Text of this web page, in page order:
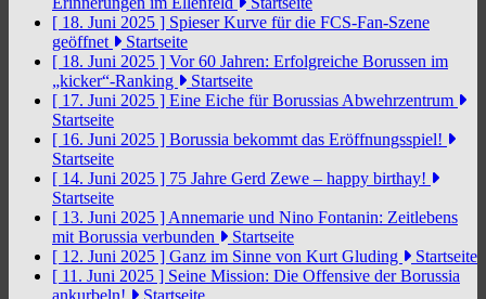
[ 18. Juni 2025 ] Spieser Kurve für die FCS-Fan-Szene
geöffnet
Startseite
[ 18. Juni 2025 ] Vor 60 Jahren: Erfolgreiche Borussen im
„kicker“-Ranking
Startseite
[ 17. Juni 2025 ] Eine Eiche für Borussias Abwehrzentrum
Startseite
[ 16. Juni 2025 ] Borussia bekommt das Eröffnungsspiel!
Startseite
[ 14. Juni 2025 ] 75 Jahre Gerd Zewe – happy birthay!
Startseite
[ 13. Juni 2025 ] Annemarie und Nino Fontanin: Zeitlebens
mit Borussia verbunden
Startseite
[ 12. Juni 2025 ] Ganz im Sinne von Kurt Gluding
Startseite
[ 11. Juni 2025 ] Seine Mission: Die Offensive der Borussia
ankurbeln!
Startseite